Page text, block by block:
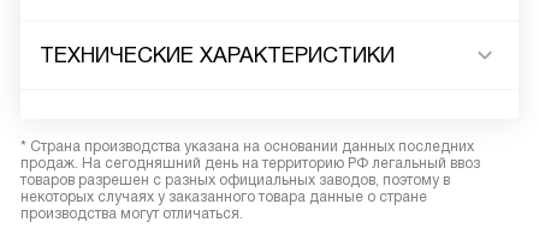
ТЕХНИЧЕСКИЕ ХАРАКТЕРИСТИКИ
* Страна производства указана на основании данных последних
продаж. На сегодняшний день на территорию РФ легальный ввоз
товаров разрешен с разных официальных заводов, поэтому в
некоторых случаях у заказанного товара данные о стране
производства могут отличаться.